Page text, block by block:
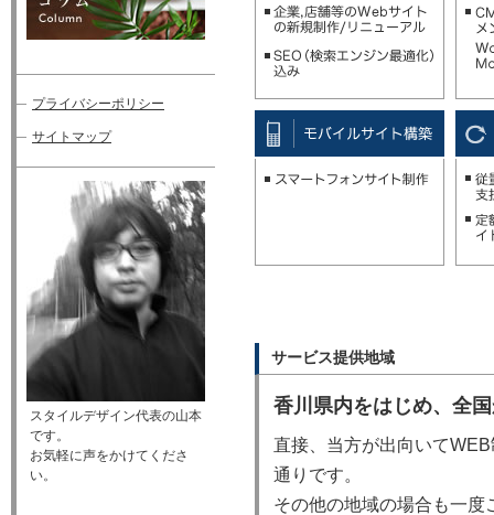
サービス提供地域
香川県内をはじめ、全
直接、当方が出向いて
通りです。
その他の地域の場合も一
プライバシーポリシー
サイトマップ
スタイルデザイン代表の山本
です。
お気軽に声をかけてくださ
い。